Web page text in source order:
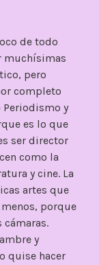
de todo
muchísimas
pero
completo
y
es lo que
ser director
como la
y cine. La
artes que
porque
y
quise hacer